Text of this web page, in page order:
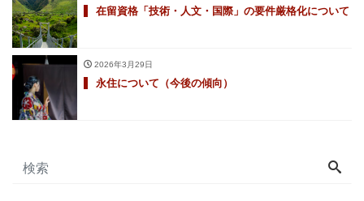
在留資格「技術・人文・国際」の要件厳格化について
2026年3月29日
永住について（今後の傾向）